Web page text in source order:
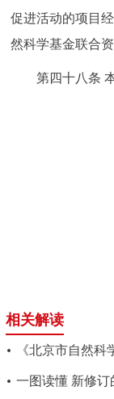
促进活动的项目
然科学基金联合
第四十八条
相关解读
《北京市自然
一图读懂 新修订